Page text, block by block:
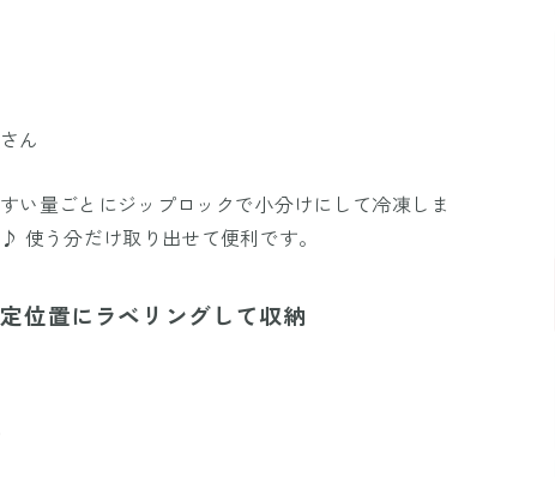
ん
い量ごとにジップロックで小分けにして冷凍しま
使う分だけ取り出せて便利です。
位置にラベリングして収納